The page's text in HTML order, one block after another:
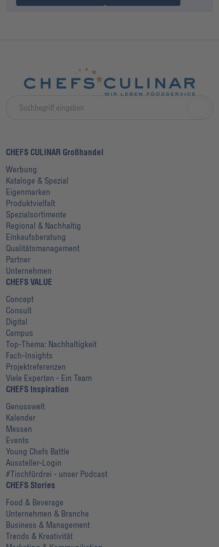
CHEFS CULINAR Großhandel
Werbung
Kataloge & Spezial
Eigenmarken
Produktvielfalt
Spezialsortimente
Regional & Nachhaltig
Einkaufsberatung
Qualitätsmanagement
Partner
Unternehmen
CHEFS VALUE
Concept
Consult
Digital
Campus
Top-Thema: Nachhaltigkeit
Fach-Insights
Projektreferenzen
Viele Experten - Ein Team
CHEFS Inspiration
Genusswelt
Kalender
Messen
Events
Young Chefs Battle
Aussteller-Login
#Tischfürdrei - unser Podcast
CHEFS Stories
Food & Beverage
Unternehmen & Branche
Business & Management
Trends & Kreativität